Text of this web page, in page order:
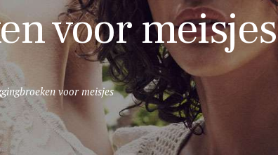
voor meisjes
voor meisjes